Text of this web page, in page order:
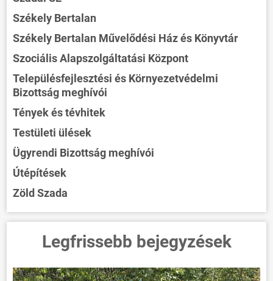
Székely Bertalan
Székely Bertalan Művelődési Ház és Könyvtár
Szociális Alapszolgáltatási Központ
Településfejlesztési és Környezetvédelmi
Bizottság meghívói
Tények és tévhitek
Testületi ülések
Ügyrendi Bizottság meghívói
Útépítések
Zöld Szada
Legfrissebb bejegyzések